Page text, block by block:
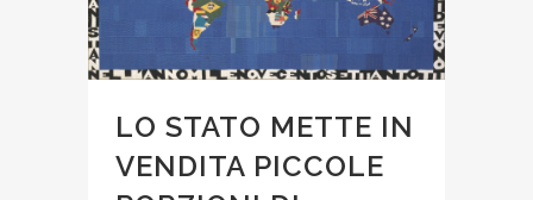
LO STATO METTE IN
VENDITA PICCOLE